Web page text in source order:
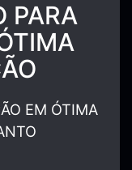
PARA
EM ÓTIMA